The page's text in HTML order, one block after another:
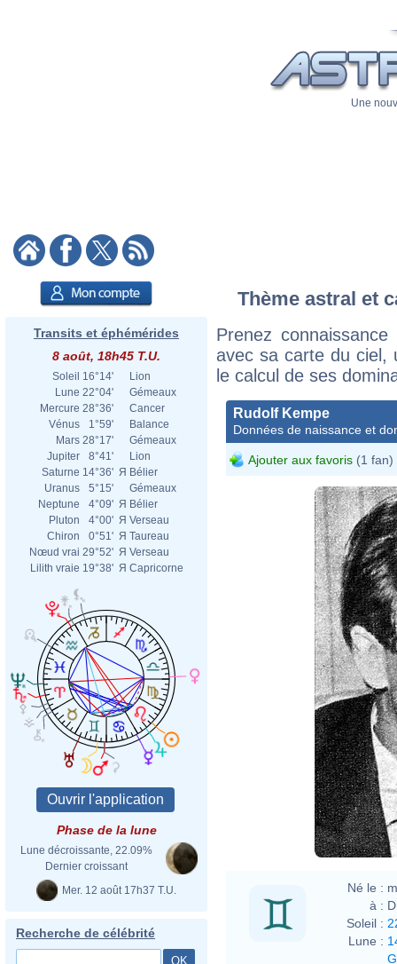
Une
Transits et éphémérides
8 août, 18h45 T.U.
Soleil 16°14'
Lion
Lune 22°04'
Gémeaux
Mercure 28°36'
Cancer
Vénus
1°59'
Balance
Mars 28°17'
Gémeaux
Jupiter
8°41'
Lion
Saturne 14°36' Я Bélier
Uranus
5°15'
Gémeaux
Neptune
4°09' Я Bélier
Pluton
4°00' Я Verseau
Chiron
0°51' Я Taureau
Nœud vrai 29°52' Я Verseau
Lilith vraie 19°38' Я Capricorne
Phase de la lune
Lune décroissante, 22.09%
Dernier croissant
Mer. 12 août 17h37 T.U.
Recherche de célébrité
Thème astral et
Prenez
avec sa carte du ciel,
le calcul de ses
Rudolf Kempe
Données de naissance et
Ajouter aux favoris (1 fan)
Né le :
à :
Soleil :
Lune :